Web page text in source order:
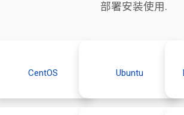
部署安装使用.
CentOS Ubuntu